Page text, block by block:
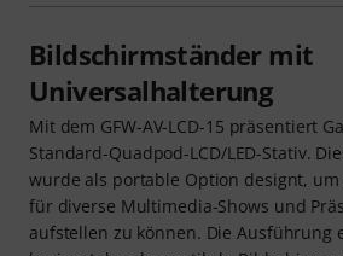
Bildschirmständer mit
Universalhalterung
Mit dem GFW-AV-LCD-15 präsentiert
Standard-Quadpod-LCD/LED-Stativ.
wurde als portable Option designt, um
für diverse Multimedia-Shows und
aufstellen zu können. Die Ausführung